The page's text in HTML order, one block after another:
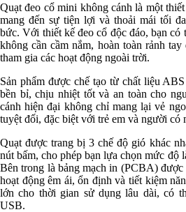
Quạt đeo cổ mini không cánh là một
mang đến sự tiện lợi và thoải mái tối
bức. Với thiết kế đeo cổ độc đáo, bạn có
không cần cầm nắm, hoàn toàn rảnh
tham gia các hoạt động ngoài trời.
Sản phẩm được chế tạo từ chất liệu
bền bỉ, chịu nhiệt tốt và an toàn cho
cánh hiện đại không chỉ mang lại vẻ
tuyệt đối, đặc biệt với trẻ em và người có
Quạt được trang bị 3 chế độ gió khác
nút bấm, cho phép bạn lựa chọn mức độ
Bên trong là bảng mạch in (PCBA)
hoạt động êm ái, ổn định và tiết kiệm
lớn cho thời gian sử dụng lâu dài, có
USB.